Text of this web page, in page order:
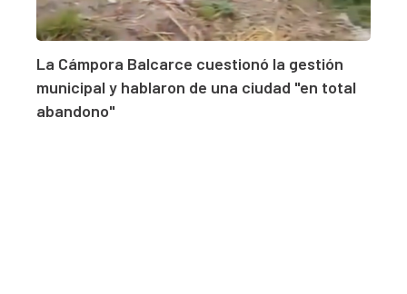
La Cámpora Balcarce cuestionó la gestión
municipal y hablaron de una ciudad "en total
abandono"